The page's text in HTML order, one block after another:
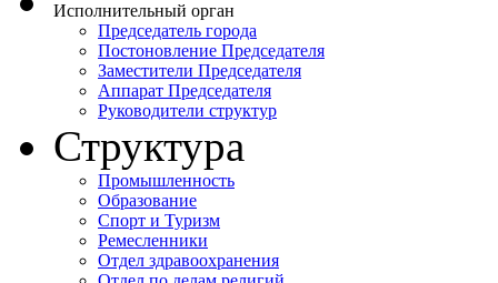
Исполнительный орган
Председатель города
Постоновление Председателя
Заместители Председателя
Аппарат Председателя
Руководители структур
Структура
Промышленность
Образование
Спорт и Туризм
Ремесленники
Отдел здравоохранения